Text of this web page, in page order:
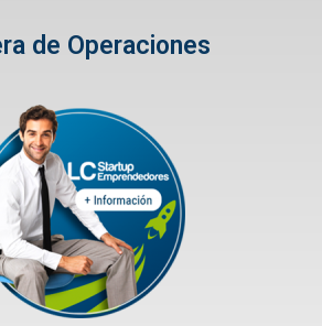
de Operaciones